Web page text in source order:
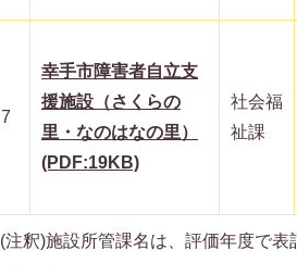
7
幸手市障害者自立支
援施設（さくらの
里・なのはなの里）
(PDF:19KB)
社会福
祉課
(注釈)施設所管課名は、評価年度で表